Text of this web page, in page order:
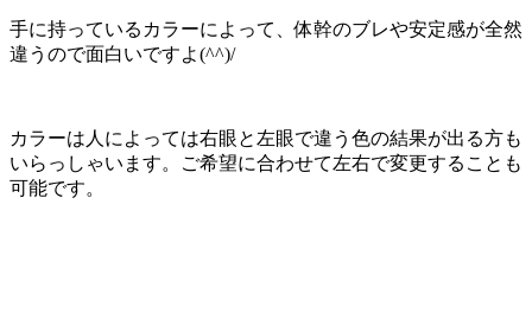
手に持っているカラーによって、体幹のブレや安定感が全然
違うので面白いですよ(^^)/
カラーは人によっては右眼と左眼で違う色の結果が出る方も
いらっしゃいます。ご希望に合わせて左右で変更することも
可能です。